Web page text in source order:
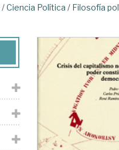
/Ciencia Política / Filosofía